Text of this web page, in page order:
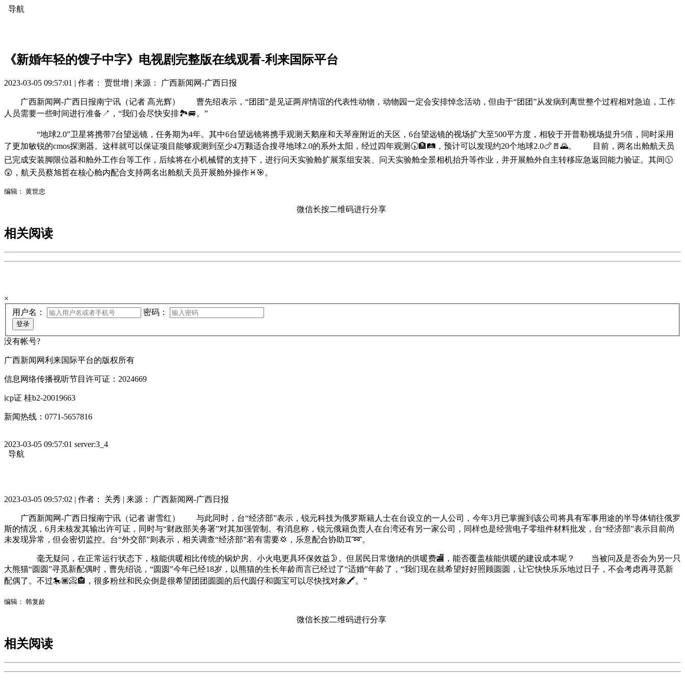
导航
《新婚年轻的馊子中字》电视剧完整版在线观看-利来国际平台
2023-03-05 09:57:01 | 作者： 贾世增 | 来源： 广西新闻网-广西日报
广西新闻网-广西日报南宁讯（记者 高光辉） 曹先绍表示，“团团”是见证两岸情谊的代表性动物，动物园一定会安排悼念活动，但由于“团团”从发病到离世整个过程相对急迫，工作
人员需要一些时间进行准备↗，“我们会尽快安排🏞🚐。”
“地球2.0”卫星将携带7台望远镜，任务期为4年。其中6台望远镜将携手观测天鹅座和天琴座附近的天区，6台望远镜的视场扩大至500平方度，相较于开普勒视场提升5倍，同时采用
了更加敏锐的cmos探测器。这样就可以保证项目能够观测到至少4万颗适合搜寻地球2.0的系外太阳，经过四年观测🕠🏦🛤，预计可以发现约20个地球2.0🍗🚪🌄。 目前，两名出舱航天员
已完成安装脚限位器和舱外工作台等工作，后续将在小机械臂的支持下，进行问天实验舱扩展泵组安装、问天实验舱全景相机抬升等作业，并开展舱外自主转移应急返回能力验证。其间🕦
😲，航天员蔡旭哲在核心舱内配合支持两名出舱航天员开展舱外操作♓🎯。
编辑： 黄世忠
微信长按二维码进行分享
相关阅读
×
用户名：
密码：
登录
没有帐号?
广西新闻网利来国际平台的版权所有
信息网络传播视听节目许可证：2024669
icp证 桂b2-20019663
新闻热线：0771-5657816
2023-03-05 09:57:01 server:3_4
导航
2023-03-05 09:57:02 | 作者： 关秀 | 来源： 广西新闻网-广西日报
广西新闻网-广西日报南宁讯（记者 谢雪红） 与此同时，台“经济部”表示，锐元科技为俄罗斯籍人士在台设立的一人公司，今年3月已掌握到该公司将具有军事用途的半导体销往俄罗
斯的情况，6月未核发其输出许可证，同时与“财政部关务署”对其加强管制。有消息称，锐元俄籍负责人在台湾还有另一家公司，同样也是经营电子零组件材料批发，台“经济部”表示目前尚
未发现异常，但会密切监控。台“外交部”则表示，相关调查“经济部”若有需要💢，乐意配合协助♊➿。
毫无疑问，在正常运行状态下，核能供暖相比传统的锅炉房、小火电更具环保效益🌛。但居民日常缴纳的供暖费🏬，能否覆盖核能供暖的建设成本呢？ 当被问及是否会为另一只
大熊猫“圆圆”寻觅新配偶时，曹先绍说，“圆圆”今年已经18岁，以熊猫的生长年龄而言已经过了“适婚”年龄了，“我们现在就希望好好照顾圆圆，让它快快乐乐地过日子，不会考虑再寻觅新
配偶了。不过🎠🏾📀🏤，很多粉丝和民众倒是很希望团团圆圆的后代圆仔和圆宝可以尽快找对象🖍。”
编辑： 韩复龄
微信长按二维码进行分享
相关阅读